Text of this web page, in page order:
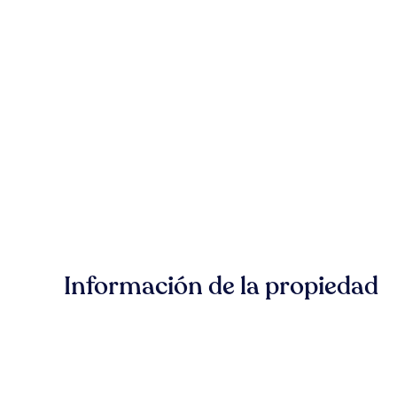
Información de la propiedad